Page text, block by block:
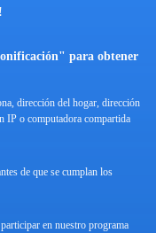
para obtener
dirección del hogar, dirección
IP o computadora compartida
de que se cumplan los
en nuestro programa